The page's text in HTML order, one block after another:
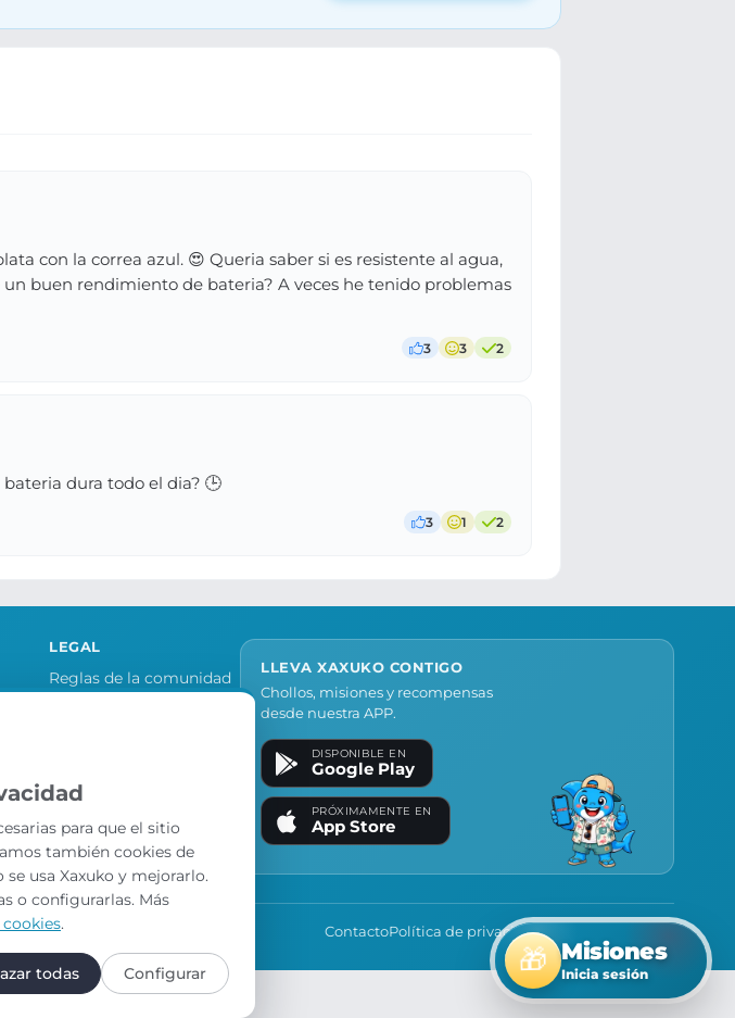
con la correa azul. 😍 Queria saber si es resistente al agua,
buen rendimiento de bateria? A veces he tenido problemas
3 3 2
dura todo el dia? 🕒
3 1 2
LEGAL
Reglas de la comunidad
Preferencias de cookies
LLEVA XAXUKO CONTIGO
Chollos, misiones y recompensas
desde nuestra APP.
DISPONIBLE EN
Google Play
PRÓXIMAMENTE EN
App Store
ContactoPolítica de privacidadPolítica de cookies
🎁 Misiones
Inicia sesión
para que el sitio
también cookies de
usa Xaxuko y mejorarlo.
o configurarlas. Más
.
todas Configurar